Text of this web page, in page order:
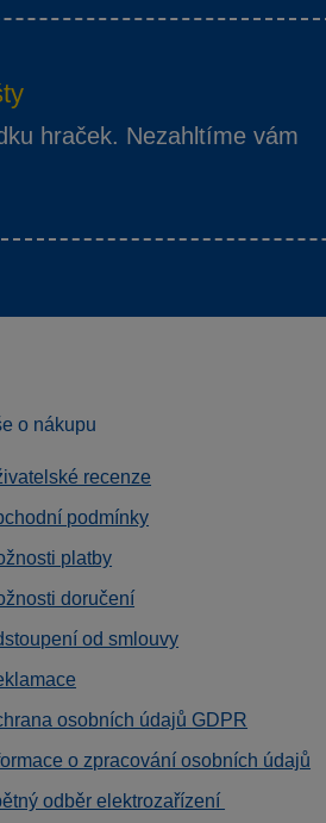
hraček. Nezahltíme vám
o nákupu
recenze
podmínky
platby
doručení
od smlouvy
osobních údajů GDPR
o zpracování osobních údajů
odběr elektrozařízení